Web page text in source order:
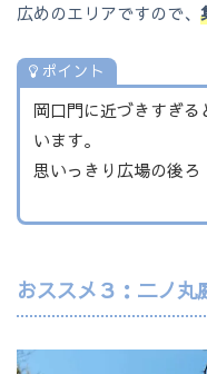
広めのエリアですので、
ポイント
岡口門に近づきすぎ
います。
思いっきり広場の後ろ
おススメ３：二ノ丸